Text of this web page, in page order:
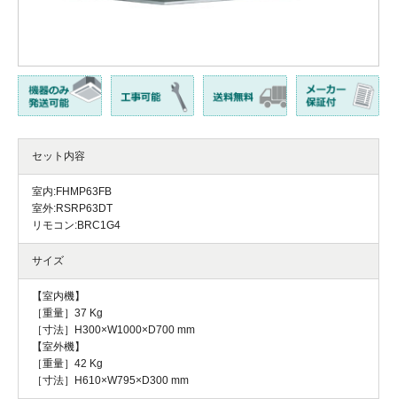
セット内容
室内:FHMP63FB
室外:RSRP63DT
リモコン:BRC1G4
サイズ
【室内機】
［重量］37 Kg
［寸法］H300×W1000×D700 mm
【室外機】
［重量］42 Kg
［寸法］H610×W795×D300 mm